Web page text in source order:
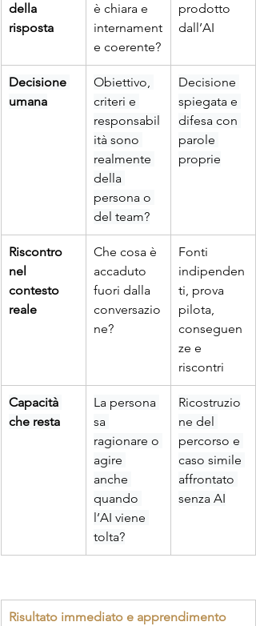
della
risposta
è chiara e
internament
e coerente?
prodotto
dall’AI
Decisione
umana
Obiettivo,
criteri e
responsabil
ità sono
realmente
della
persona o
del team?
Decisione
spiegata e
difesa con
parole
proprie
Riscontro
nel
contesto
reale
Che cosa è
accaduto
fuori dalla
conversazio
ne?
Fonti
indipenden
ti, prova
pilota,
conseguen
ze e
riscontri
Capacità
che resta
La persona
sa
ragionare o
agire
anche
quando
l’AI viene
tolta?
Ricostruzio
ne del
percorso e
caso simile
affrontato
senza AI
Risultato immediato e apprendimento